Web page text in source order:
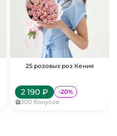
25 розовых роз Кения
2 190 ₽ -20%
300 бонусов